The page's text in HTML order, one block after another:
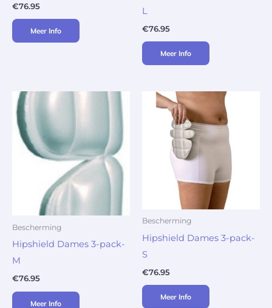
€76.95
Meer Info
L
€76.95
Meer Info
Bescherming
Hipshield Dames 3-pack-
M
€76.95
Meer Info
Bescherming
Hipshield Dames 3-pack-
S
€76.95
Meer Info